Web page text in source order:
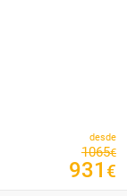
desde
1065€
931 €